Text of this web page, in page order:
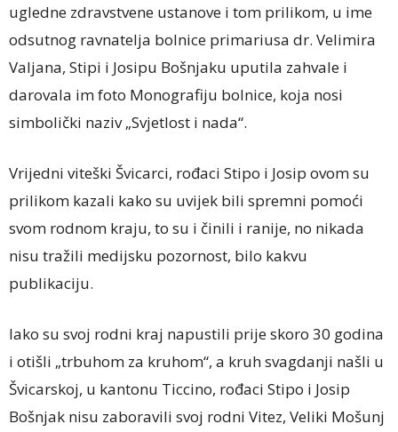
ugledne zdravstvene ustanove i tom prilikom, u ime
odsutnog ravnatelja bolnice primariusa dr. Velimira
Valjana, Stipi i Josipu Bošnjaku uputila zahvale i
darovala im foto Monografiju bolnice, koja nosi
simbolički naziv „Svjetlost i nada“.
Vrijedni viteški Švicarci, rođaci Stipo i Josip ovom su
prilikom kazali kako su uvijek bili spremni pomoći
svom rodnom kraju, to su i činili i ranije, no nikada
nisu tražili medijsku pozornost, bilo kakvu
publikaciju.
Iako su svoj rodni kraj napustili prije skoro 30 godina
i otišli „trbuhom za kruhom“, a kruh svagdanji našli u
Švicarskoj, u kantonu Ticcino, rođaci Stipo i Josip
Bošnjak nisu zaboravili svoj rodni Vitez, Veliki Mošunj